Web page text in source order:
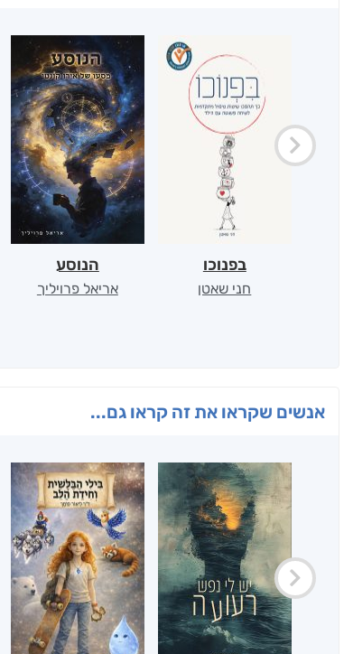
בפנוכו
חני שאטן
הנוסע
אריאל פרויליך
אנשים שקראו את זה קראו גם...